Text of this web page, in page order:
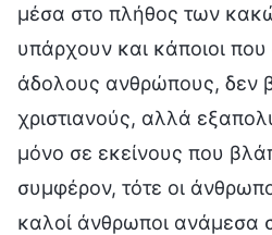
μέσα στο πλήθος των
υπάρχουν και κάποιοι
άδολους ανθρώπους, δεν
χριστιανούς, αλλά
μόνο σε εκείνους που
συμφέρον, τότε οι
καλοί άνθρωποι ανάμεσα